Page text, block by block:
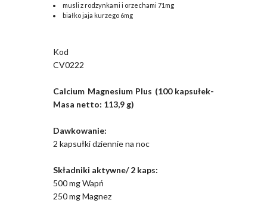
musli z rodzynkami i orzechami 71mg
białko jaja kurzego 6mg
Kod
CV0222
Calcium Magnesium Plus (100 kapsułek-
Masa netto: 113,9 g)
Dawkowanie:
2 kapsułki dziennie na noc
Składniki aktywne/ 2 kaps:
500 mg Wapń
250 mg Magnez